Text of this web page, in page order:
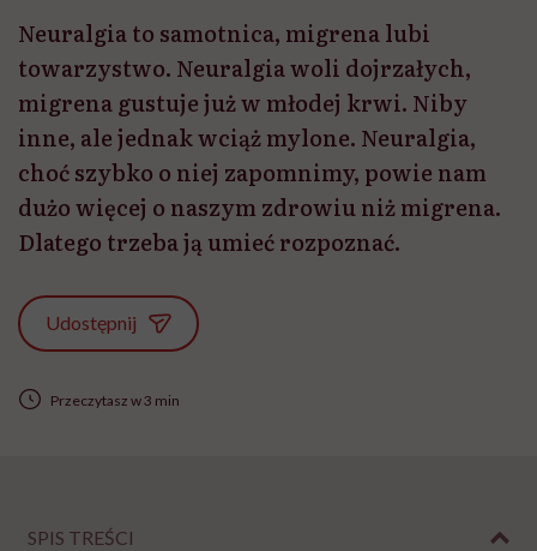
Neuralgia to samotnica, migrena lubi
towarzystwo. Neuralgia woli dojrzałych,
migrena gustuje już w młodej krwi. Niby
inne, ale jednak wciąż mylone. Neuralgia,
choć szybko o niej zapomnimy, powie nam
dużo więcej o naszym zdrowiu niż migrena.
Dlatego trzeba ją umieć rozpoznać.
Udostępnij
Przeczytasz w 3 min
SPIS TREŚCI